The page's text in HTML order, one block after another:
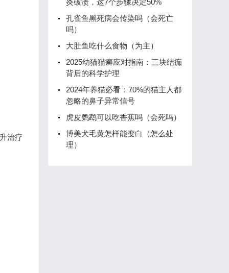
治疗
炎破溃，这7个步骤决定50%
孔雀鱼黑死病会传染吗（会死亡
吗）
大肚鱼吃什么食物（为主）
2025幼猫猫癣应对指南：三块结痂
背后的科学护理
2024年养猫必看：70%的猫主人都
忽略的鼻子异常信号
虎皮鹦鹉可以吃香蕉吗（会死吗）
博美犬毛黄怎样能变白（怎么处
理）